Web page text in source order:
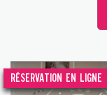
RÉSERVATION EN LIGNE